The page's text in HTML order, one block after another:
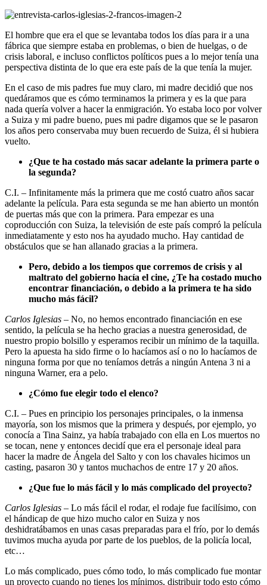
El hombre que era el que se levantaba todos los días para ir a una
fábrica que siempre estaba en problemas, o bien de huelgas, o de
crisis laboral, e incluso conflictos políticos pues a lo mejor tenía una
perspectiva distinta de lo que era este país de la que tenía la mujer.
En el caso de mis padres fue muy claro, mi madre decidió que nos
quedáramos que es cómo terminamos la primera y es la que para
nada quería volver a hacer la enmigración. Yo estaba loco por volver
a Suiza y mi padre bueno, pues mi padre digamos que se le pasaron
los años pero conservaba muy buen recuerdo de Suiza, él si hubiera
vuelto.
¿Que te ha costado más sacar adelante la primera parte o
la segunda?
C.I. – Infinitamente más la primera que me costó cuatro años sacar
adelante la película. Para esta segunda se me han abierto un montón
de puertas más que con la primera. Para empezar es una
coproducción con Suiza, la televisión de este país compró la película
inmediatamente y esto nos ha ayudado mucho. Hay cantidad de
obstáculos que se han allanado gracias a la primera.
Pero, debido a los tiempos que corremos de crisis y al
maltrato del gobierno hacía el cine, ¿Te ha costado mucho
encontrar financiación, o debido a la primera te ha sido
mucho más fácil?
Carlos Iglesias – No, no hemos encontrado financiación en ese
sentido, la película se ha hecho gracias a nuestra generosidad, de
nuestro propio bolsillo y esperamos recibir un mínimo de la taquilla.
Pero la apuesta ha sido firme o lo hacíamos así o no lo hacíamos de
ninguna forma por que no teníamos detrás a ningún Antena 3 ni a
ninguna Warner, era a pelo.
¿Cómo fue elegir todo el elenco?
C.I. – Pues en principio los personajes principales, o la inmensa
mayoría, son los mismos que la primera y después, por ejemplo, yo
conocía a Tina Sainz, ya había trabajado con ella en Los muertos no
se tocan, nene y entonces decidí que era el personaje ideal para
hacer la madre de Ángela del Salto y con los chavales hicimos un
casting, pasaron 30 y tantos muchachos de entre 17 y 20 años.
¿Que fue lo más fácil y lo más complicado del proyecto?
Carlos Iglesias – Lo más fácil el rodar, el rodaje fue facilísimo, con
el hándicap de que hizo mucho calor en Suiza y nos
deshidratábamos en unas casas preparadas para el frío, por lo demás
tuvimos mucha ayuda por parte de los pueblos, de la policía local,
etc…
Lo más complicado, pues cómo todo, lo más complicado fue montar
un proyecto cuando no tienes los mínimos, distribuir todo esto cómo